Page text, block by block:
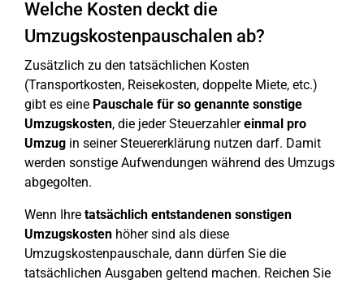
Welche Kosten deckt die
Umzugskostenpauschalen ab?
Zusätzlich zu den tatsächlichen Kosten
(Transportkosten, Reisekosten, doppelte Miete, etc.)
gibt es eine Pauschale für so genannte sonstige
Umzugskosten, die jeder Steuerzahlereinmal pro
Umzug in seiner Steuererklärung nutzen darf. Damit
werden sonstige Aufwendungen während des Umzugs
abgegolten.
Wenn Ihre tatsächlich entstandenen sonstigen
Umzugskosten höher sind als diese
Umzugskostenpauschale, dann dürfen Sie die
tatsächlichen Ausgaben geltend machen. Reichen Sie